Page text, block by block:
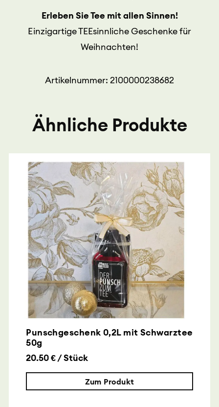
Erleben Sie Tee mit allen Sinnen!
Einzigartige TEEsinnliche Geschenke für
Weihnachten!
Artikelnummer: 2100000238682
Ähnliche Produkte
Punschgeschenk 0,2L mit Schwarztee
50g
20.50 € / Stück
Zum Produkt